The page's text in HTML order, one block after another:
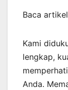
Baca
Kami
lengkap,
Anda.